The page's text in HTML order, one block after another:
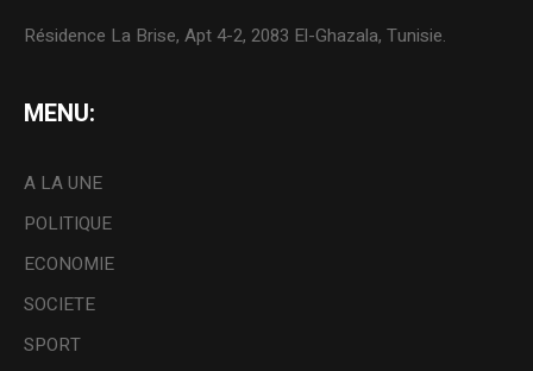
Résidence La Brise, Apt 4-2, 2083 El-Ghazala, Tunisie.
MENU:
A LA UNE
POLITIQUE
ECONOMIE
SOCIETE
SPORT